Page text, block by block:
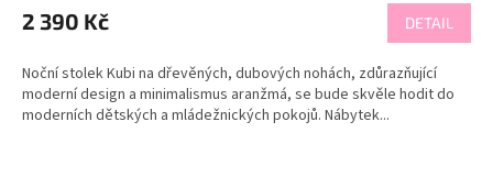
2 390 Kč DETAIL
Noční stolek Kubi na dřevěných, dubových nohách, zdůrazňující
moderní design a minimalismus aranžmá, se bude skvěle hodit do
moderních dětských a mládežnických pokojů. Nábytek...